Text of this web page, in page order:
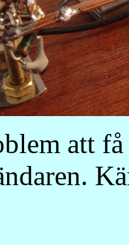
att